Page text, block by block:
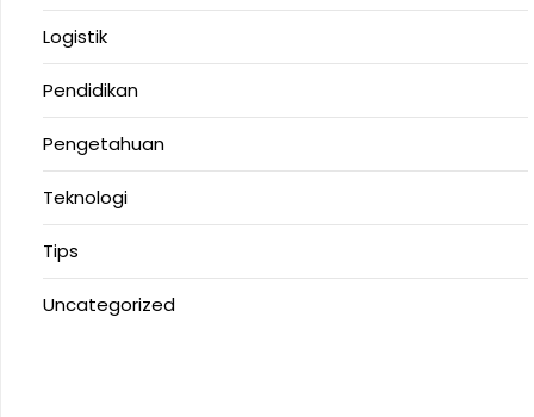
Logistik
Pendidikan
Pengetahuan
Teknologi
Tips
Uncategorized